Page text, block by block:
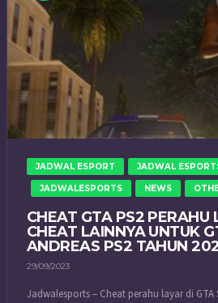
JADWAL ESPORT JADWAL
JADWALESPORTS NEWS
CHEAT GTA PS2 PERAHU
CHEAT LAINNYA UNTUK
ANDREAS PS2 TAHUN
29/09/2023
Jadwalesports – Cheat perahu layar di GTA